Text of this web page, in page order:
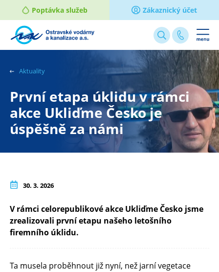
Poptávka služeb Zákaznický účet
Webové
stránky
míruAktuality
První etapa úklidu v rámci
akce Ukliďme Česko je
úspěšně za námi
30. 3. 2026
V rámci celorepublikové akce Ukliďme Česko jsme
zrealizovali první etapu našeho letošního
firemního úklidu.
Ta musela proběhnout již nyní, než jarní vegetace